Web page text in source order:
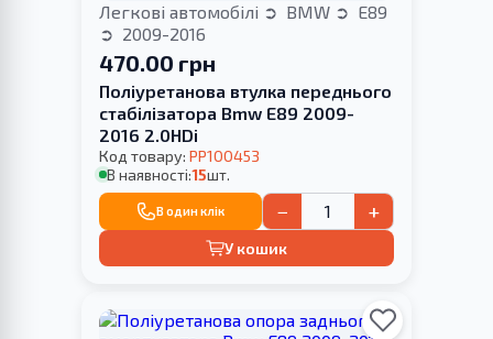
Легкові автомобілі BMW
E89
2009-2016
470.00 грн
Поліуретанова втулка переднього
стабілізатора Bmw E89 2009-
2016 2.0HDi
Код товару: PP100453
В наявності:15шт.
В один клік − +
У кошик